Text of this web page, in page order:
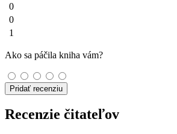
0
0
1
Ako sa páčila kniha vám?
Pridať recenziu
Recenzie čitateľov